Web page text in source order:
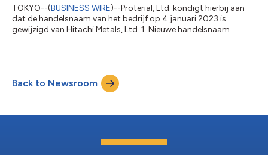
TOKYO--(BUSINESS WIRE)--Proterial, Ltd. kondigt hierbij aan
dat de handelsnaam van het bedrijf op 4 januari 2023 is
gewijzigd van Hitachi Metals, Ltd. 1. Nieuwe handelsnaam
voor iedereen;' Visie: 'Toonaangevende duurzaamheid door
hoge prestaties;' en Waarden: 'Onwankelbare integriteit' en
Back to Newsroom